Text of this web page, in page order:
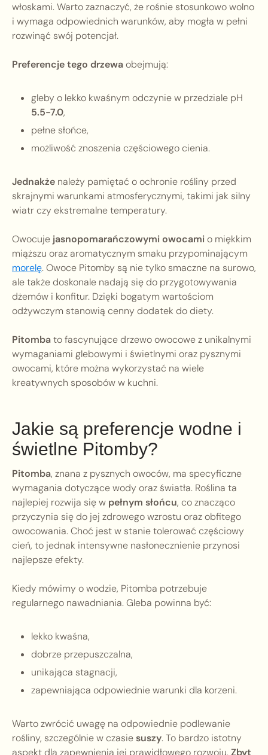
włoskami. Warto zaznaczyć, że rośnie stosunkowo wolno
i wymaga odpowiednich warunków, aby mogła w pełni
rozwinąć swój potencjał.
Preferencje tego drzewaobejmują:
gleby o lekko kwaśnym odczynie w przedziale pH
5.5-7.0,
pełne słońce,
możliwość znoszenia częściowego cienia.
Jednakże należy pamiętać o ochronie rośliny przed
skrajnymi warunkami atmosferycznymi, takimi jak silny
wiatr czy ekstremalne temperatury.
Owocuje jasnopomarańczowymi owocamio miękkim
miąższu oraz aromatycznym smaku przypominającym
morelę. Owoce Pitomby są nie tylko smaczne na surowo,
ale także doskonale nadają się do przygotowywania
dżemów i konfitur. Dzięki bogatym wartościom
odżywczym stanowią cenny dodatek do diety.
Pitombato fascynujące drzewo owocowe z unikalnymi
wymaganiami glebowymi i świetlnymi oraz pysznymi
owocami, które można wykorzystać na wiele
kreatywnych sposobów w kuchni.
Jakie są preferencje wodne i
świetlne Pitomby?
Pitomba, znana z pysznych owoców, ma specyficzne
wymagania dotyczące wody oraz światła. Roślina ta
najlepiej rozwija się w pełnym słońcu, co znacząco
przyczynia się do jej zdrowego wzrostu oraz obfitego
owocowania. Choć jest w stanie tolerować częściowy
cień, to jednak intensywne nasłonecznienie przynosi
najlepsze efekty.
Kiedy mówimy o wodzie, Pitomba potrzebuje
regularnego nawadniania. Gleba powinna być:
lekko kwaśna,
dobrze przepuszczalna,
unikająca stagnacji,
zapewniająca odpowiednie warunki dla korzeni.
Warto zwrócić uwagę na odpowiednie podlewanie
rośliny, szczególnie w czasiesuszy. To bardzo istotny
aspekt dla zapewnienia jej prawidłowego rozwoju. Zbyt